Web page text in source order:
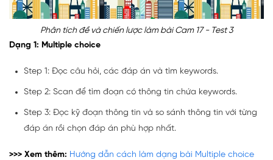
Phân tích đề và chiến lược làm bài Cam 17 - Test 3
Dạng 1: Multiple choice
Step 1: Đọc câu hỏi, các đáp án và tìm keywords.
Step 2: Scan để tìm đoạn có thông tin chứa keywords.
Step 3: Đọc kỹ đoạn thông tin và so sánh thông tin với từng
đáp án rồi chọn đáp án phù hợp nhất.
>>> Xem thêm: Hướng dẫn cách làm dạng bài Multiple choice